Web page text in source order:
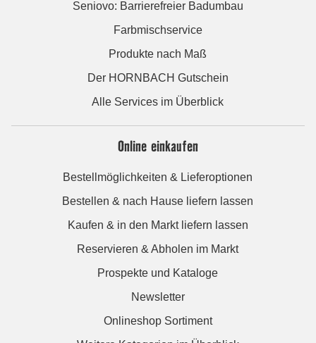
Seniovo: Barrierefreier Badumbau
Farbmischservice
Produkte nach Maß
Der HORNBACH Gutschein
Alle Services im Überblick
Online einkaufen
Bestellmöglichkeiten & Lieferoptionen
Bestellen & nach Hause liefern lassen
Kaufen & in den Markt liefern lassen
Reservieren & Abholen im Markt
Prospekte und Kataloge
Newsletter
Onlineshop Sortiment